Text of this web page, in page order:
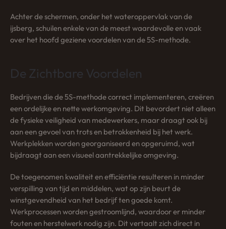
Achter de schermen, onder het wateroppervlak van de
ijsberg, schuilen enkele van de meest waardevolle en vaak
over het hoofd geziene voordelen van de 5S-methode.
De Zichtbare Voordelen
Bedrijven die de 5S-methode correct implementeren, creëren
een ordelijke en nette werkomgeving. Dit bevordert niet alleen
de fysieke veiligheid van medewerkers, maar draagt ook bij
aan een gevoel van trots en betrokkenheid bij het werk.
Werkplekken worden georganiseerd en opgeruimd, wat
bijdraagt aan een visueel aantrekkelijke omgeving.
De toegenomen kwaliteit en efficiëntie resulteren in minder
verspilling van tijd en middelen, wat op zijn beurt de
winstgevendheid van het bedrijf ten goede komt.
Werkprocessen worden gestroomlijnd, waardoor er minder
fouten en herstelwerk nodig zijn. Dit vertaalt zich direct in